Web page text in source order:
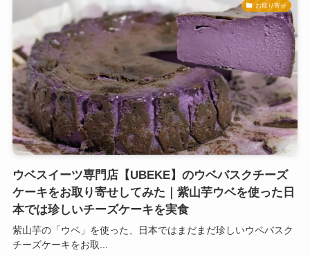
お取り寄せ
ウベスイーツ専門店【UBEKE】のウベバスクチーズ
ケーキをお取り寄せしてみた｜紫山芋ウベを使った日
本では珍しいチーズケーキを実食
紫山芋の「ウベ」を使った、日本ではまだまだ珍しいウベバスク
チーズケーキをお取...